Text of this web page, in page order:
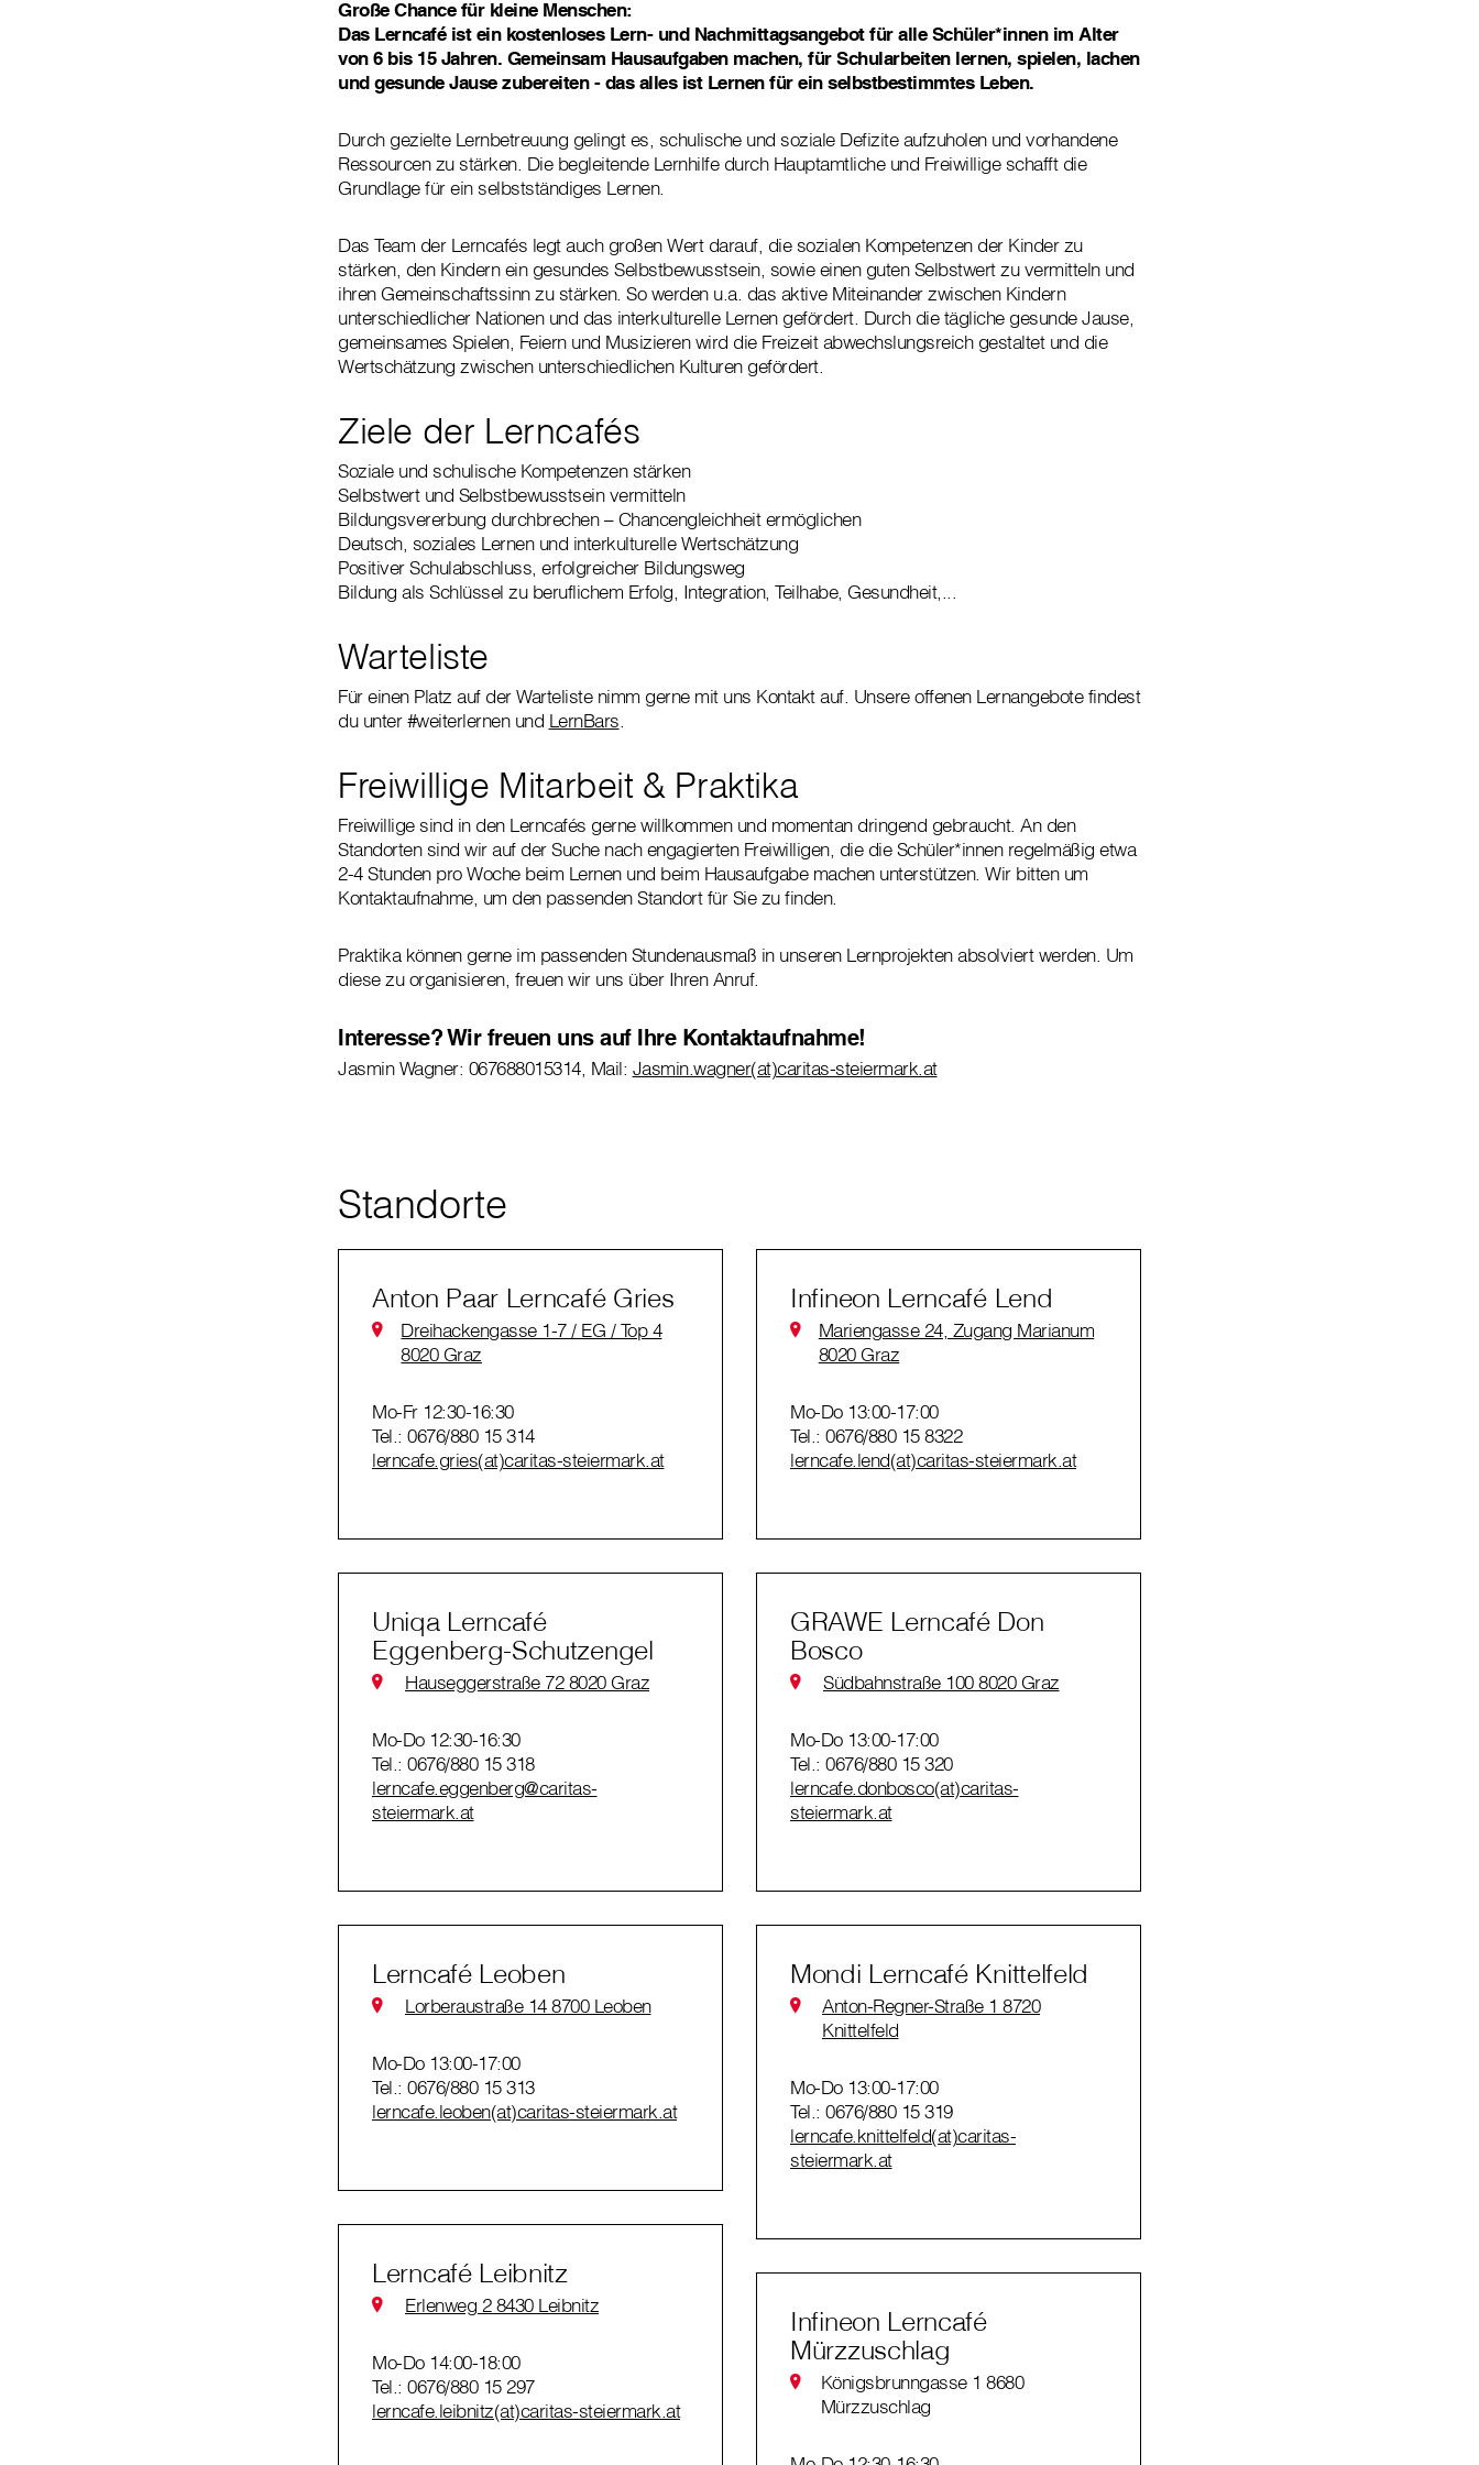
Große Chance für kleine Menschen:
Das Lerncafé ist ein kostenloses Lern- und Nachmittagsangebot für alle Schüler*innen im Alter
von 6 bis 15 Jahren. Gemeinsam Hausaufgaben machen, für Schularbeiten lernen, spielen, lachen
und gesunde Jause zubereiten - das alles ist Lernen für ein selbstbestimmtes Leben.
Durch gezielte Lernbetreuung gelingt es, schulische und soziale Defizite aufzuholen und vorhandene
Ressourcen zu stärken. Die begleitende Lernhilfe durch Hauptamtliche und Freiwillige schafft die
Grundlage für ein selbstständiges Lernen.
Das Team der Lerncafés legt auch großen Wert darauf, die sozialen Kompetenzen der Kinder zu
stärken, den Kindern ein gesundes Selbstbewusstsein, sowie einen guten Selbstwert zu vermitteln und
ihren Gemeinschaftssinn zu stärken. So werden u.a. das aktive Miteinander zwischen Kindern
unterschiedlicher Nationen und das interkulturelle Lernen gefördert. Durch die tägliche gesunde Jause,
gemeinsames Spielen, Feiern und Musizieren wird die Freizeit abwechslungsreich gestaltet und die
Wertschätzung zwischen unterschiedlichen Kulturen gefördert.
Ziele der Lerncafés
Soziale und schulische Kompetenzen stärken
Selbstwert und Selbstbewusstsein vermitteln
Bildungsvererbung durchbrechen – Chancengleichheit ermöglichen
Deutsch, soziales Lernen und interkulturelle Wertschätzung
Positiver Schulabschluss, erfolgreicher Bildungsweg
Bildung als Schlüssel zu beruflichem Erfolg, Integration, Teilhabe, Gesundheit,...
Warteliste
Für einen Platz auf der Warteliste nimm gerne mit uns Kontakt auf. Unsere offenen Lernangebote findest
du unter #weiterlernen und LernBars
Freiwillige Mitarbeit & Praktika
Freiwillige sind in den Lerncafés gerne willkommen und momentan dringend gebraucht. An den
Standorten sind wir auf der Suche nach engagierten Freiwilligen, die die Schüler*innen regelmäßig etwa
2-4 Stunden pro Woche beim Lernen und beim Hausaufgabe machen unterstützen. Wir bitten um
Kontaktaufnahme, um den passenden Standort für Sie zu finden.
Praktika können gerne im passenden Stundenausmaß in unseren Lernprojekten absolviert werden. Um
diese zu organisieren, freuen wir uns über Ihren Anruf.
Interesse? Wir freuen uns auf Ihre Kontaktaufnahme!
Jasmin Wagner: 067688015314, Mail: Jasmin.wagner(at)caritas-steiermark.at
Standorte
Anton Paar Lerncafé Gries
Dreihackengasse 1-7 / EG / Top 4
8020 Graz
Mo-Fr 12:30-16:30
Tel.: 0676/880 15 314
lerncafe.gries(at)caritas-steiermark.at
Infineon Lerncafé Lend
Mariengasse 24, Zugang Marianum
8020 Graz
Mo-Do 13:00-17:00
Tel.: 0676/880 15 8322
lerncafe.lend(at)caritas-steiermark.at
Uniqa Lerncafé
Eggenberg-Schutzengel
Hauseggerstraße 72 8020 Graz
Mo-Do 12:30-16:30
Tel.: 0676/880 15 318
lerncafe.eggenberg@caritas-
steiermark.at
GRAWE Lerncafé Don
Bosco
Südbahnstraße 100 8020 Graz
Mo-Do 13:00-17:00
Tel.: 0676/880 15 320
lerncafe.donbosco(at)caritas-
steiermark.at
Lerncafé Leoben
Lorberaustraße 14 8700 Leoben
Mo-Do 13:00-17:00
Tel.: 0676/880 15 313
lerncafe.leoben(at)caritas-steiermark.at
Mondi Lerncafé Knittelfeld
Anton-Regner-Straße 1 8720
Knittelfeld
Mo-Do 13:00-17:00
Tel.: 0676/880 15 319
lerncafe.knittelfeld(at)caritas-
steiermark.at
Lerncafé Leibnitz
Erlenweg 2 8430 Leibnitz
Mo-Do 14:00-18:00
Tel.: 0676/880 15 297
lerncafe.leibnitz(at)caritas-steiermark.at
Infineon Lerncafé
Mürzzuschlag
Königsbrunngasse 1 8680
Mürzzuschlag